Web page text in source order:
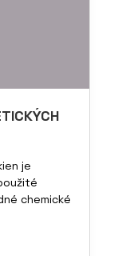
je
chemické